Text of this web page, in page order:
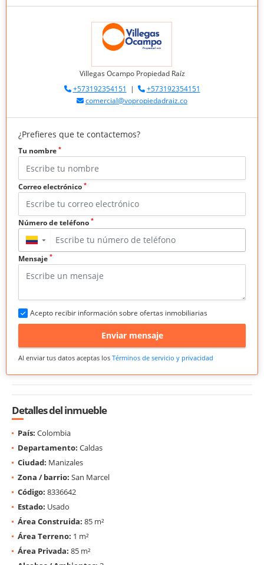
Villegas Ocampo Propiedad Raíz
+573192354151 |
+573192354151
comercial@vopropiedadraiz.co
¿Prefieres que te contactemos?
Tu nombre *
Correo electrónico *
Número de teléfono *
▼
Mensaje *
Acepto recibir información sobre ofertas inmobiliarias
Enviar mensaje
Al enviar tus datos aceptas los Términos de servicio y privacidad
Detalles del inmueble
País: Colombia
Departamento: Caldas
Ciudad: Manizales
Zona / barrio: San Marcel
Código: 8336642
Estado: Usado
Área Construida: 85 m²
Área Terreno: 1 m²
Área Privada: 85 m²